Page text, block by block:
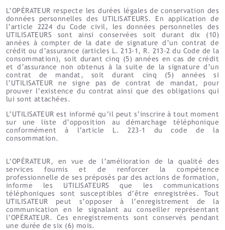
L’OPÉRATEUR respecte les durées légales de conservation des
données personnelles des UTILISATEURS. En application de
l’article 2224 du Code civil, les données personnelles des
UTILISATEURS sont ainsi conservées soit durant dix (10)
années à compter de la date de signature d’un contrat de
crédit ou d’assurance (articles L. 213-1, R. 213-2 du Code de la
consommation), soit durant cinq (5) années en cas de crédit
et d’assurance non obtenus à la suite de la signature d’un
contrat de mandat, soit durant cinq (5) années si
l’UTILISATEUR ne signe pas de contrat de mandat, pour
prouver l’existence du contrat ainsi que des obligations qui
lui sont attachées.
L’UTILISATEUR est informé qu’il peut s’inscrire à tout moment
sur une liste d’opposition au démarchage téléphonique
conformément à l’article L. 223-1 du code de la
consommation.
L’OPÉRATEUR, en vue de l’amélioration de la qualité des
services fournis et de renforcer la compétence
professionnelle de ses préposés par des actions de formation,
informe les UTILISATEURS que les communications
téléphoniques sont susceptibles d’être enregistrées. Tout
UTILISATEUR peut s’opposer à l’enregistrement de la
communication en le signalant au conseiller représentant
l’OPÉRATEUR. Ces enregistrements sont conservés pendant
une durée de six (6) mois.